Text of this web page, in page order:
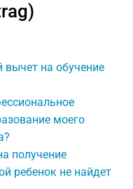
вычет на обучение
моего
получение
ребенок не найдет